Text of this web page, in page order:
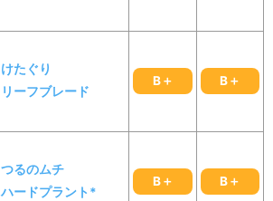
けたぐり
リーフブレード
B＋ B＋
つるのムチ
ハードプラント*
B＋ B＋